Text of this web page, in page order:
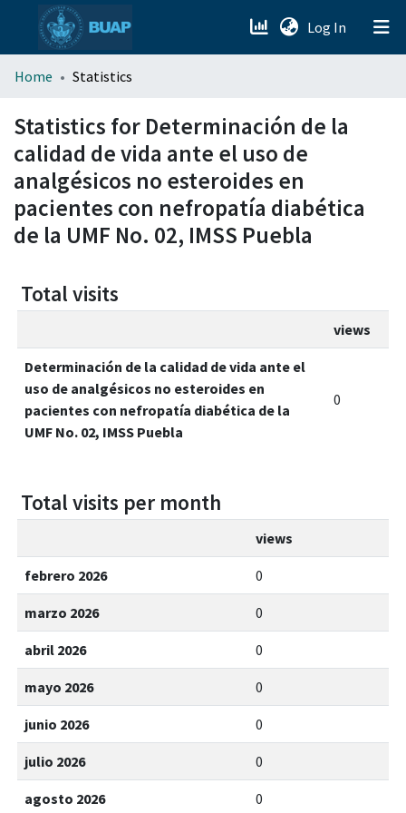
Log In (current)
menu.section.about_menu
All of DSpace
Home Statistics
Statistics for Determinación de la
calidad de vida ante el uso de
analgésicos no esteroides en
pacientes con nefropatía diabética
de la UMF No. 02, IMSS Puebla
Total visits
views
Determinación de la calidad de vida ante el
uso de analgésicos no esteroides en
pacientes con nefropatía diabética de la
UMF No. 02, IMSS Puebla
0
Total visits per month
views
febrero 2026 0
marzo 2026 0
abril 2026 0
mayo 2026 0
junio 2026 0
julio 2026 0
agosto 2026 0